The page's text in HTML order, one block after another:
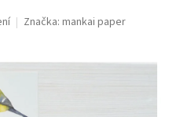
Značka: mankai paper